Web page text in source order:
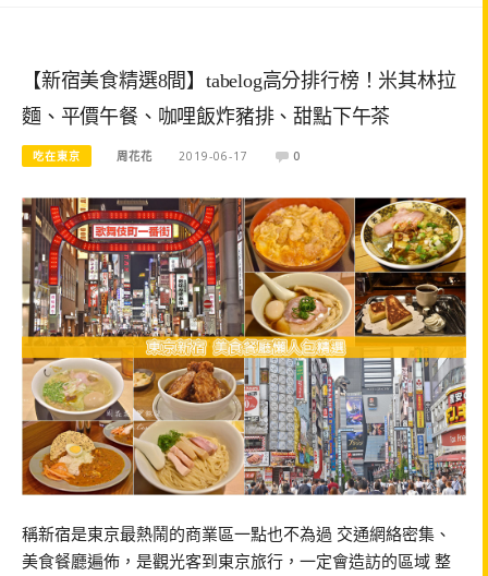
【新宿美食精選8間】tabelog高分排行榜！米其林拉
麵、平價午餐、咖哩飯炸豬排、甜點下午茶
吃在東京 周花花 2019-06-17 0
稱新宿是東京最熱鬧的商業區一點也不為過 交通網絡密集、
美食餐廳遍佈，是觀光客到東京旅行，一定會造訪的區域 整